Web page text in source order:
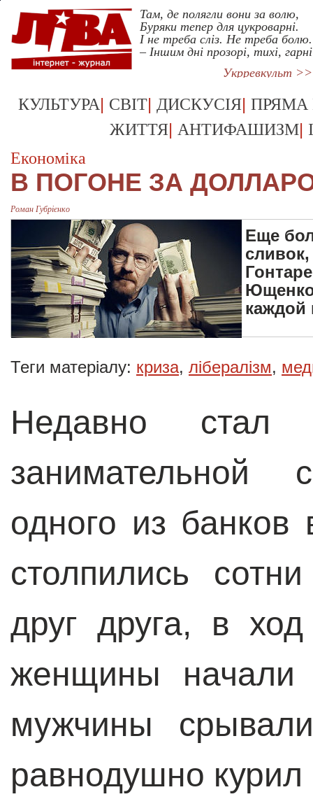
Там, де полягли вони за волю,
Буряки тепер для цукроварні.
І не треба сліз. Не треба болю.
– Іншим дні прозорі, тихі, гарні
Укрревкульт >>
КУЛЬТУРА| СВІТ| ДИСКУСІЯ| ПРЯМА
ЖИТТЯ| АНТИФАШИЗМ|
Економіка
В ПОГОНЕ ЗА
Роман Губрієнко
Еще
Ющенко
каждой
Теги матеріалу: криза, лібералізм,
Недавно стал
занимательной
одного из
столпились
друг друга, в
женщины начали
мужчины
равнодушно курил